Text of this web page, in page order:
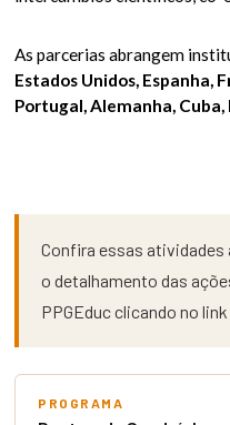
As parcerias abrangem
Estados Unidos, Espanha,
Portugal, Alemanha, Cuba,
Confira essas
o detalhamento das
PPGEduc clicando no link
PROGRAMA